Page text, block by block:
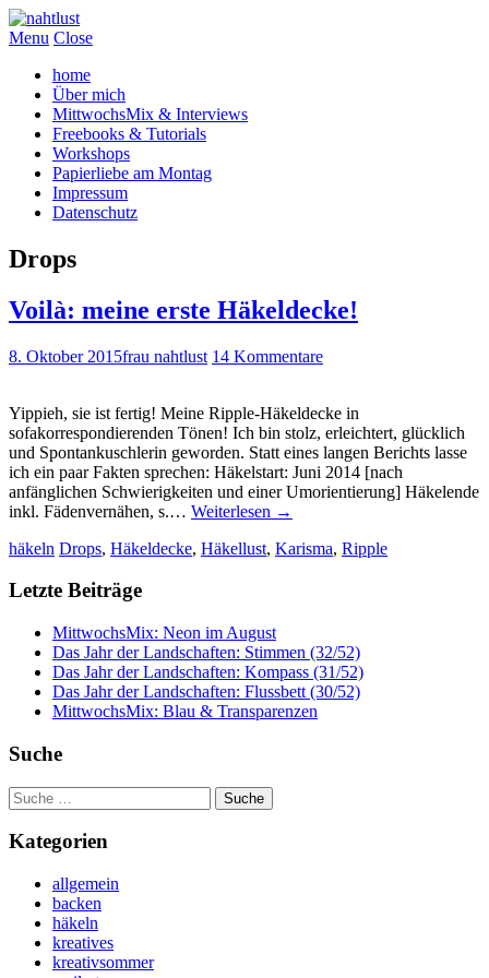
Menu Close
home
Über mich
MittwochsMix & Interviews
Freebooks & Tutorials
Workshops
Papierliebe am Montag
Impressum
Datenschutz
Drops
Voilà: meine erste Häkeldecke!
8. Oktober 2015frau nahtlust 14 Kommentare
Yippieh, sie ist fertig! Meine Ripple-Häkeldecke in
sofakorrespondierenden Tönen! Ich bin stolz, erleichtert, glücklich
und Spontankuschlerin geworden. Statt eines langen Berichts lasse
ich ein paar Fakten sprechen: Häkelstart: Juni 2014 [nach
anfänglichen Schwierigkeiten und einer Umorientierung] Häkelende
inkl. Fädenvernähen, s.… Weiterlesen →
häkeln Drops, Häkeldecke, Häkellust, Karisma, Ripple
Letzte Beiträge
MittwochsMix: Neon im August
Das Jahr der Landschaften: Stimmen (32/52)
Das Jahr der Landschaften: Kompass (31/52)
Das Jahr der Landschaften: Flussbett (30/52)
MittwochsMix: Blau & Transparenzen
Suche
Suche
nach:
Kategorien
allgemein
backen
häkeln
kreatives
kreativsommer